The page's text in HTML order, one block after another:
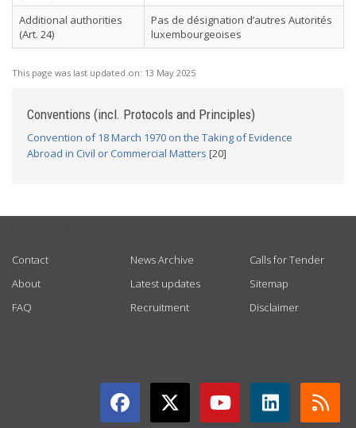
Additional authorities
(Art. 24)
Pas de désignation d’autres Autorités
luxembourgeoises
This page was last updated on: 13 May 2025
Conventions (incl. Protocols and Principles)
Convention of 18 March 1970 on the Taking of Evidence
Abroad in Civil or Commercial Matters [20]
Contact
About
FAQ
News Archive
Latest updates
Recruitment
Calls for Tender
Sitemap
Disclaimer